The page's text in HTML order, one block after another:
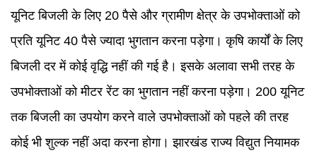
यूनिट बिजली के लिए 20 पैसे और ग्रामीण क्षेत्र के उपभोक्ताओं को
प्रति यूनिट 40 पैसे ज्यादा भुगतान करना पड़ेगा। कृषि कार्यों के लिए
बिजली दर में कोई वृद्धि नहीं की गई है। इसके अलावा सभी तरह के
उपभोक्ताओं को मीटर रेंट का भुगतान नहीं करना पड़ेगा। 200 यूनिट
तक बिजली का उपयोग करने वाले उपभोक्ताओं को पहले की तरह
कोई भी शुल्क नहीं अदा करना होगा। झारखंड राज्य विद्युत नियामक